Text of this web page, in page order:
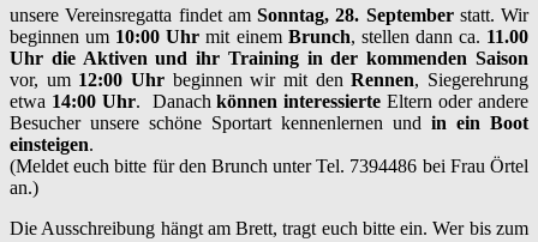
unsere Vereinsregatta findet am Sonntag, 28. Septemberstatt. Wir
beginnen um 10:00 Uhr mit einem Brunch, stellen dann ca. 11.00
Uhr die Aktiven und ihr Training in der kommenden Saison
vor, um 12:00 Uhr beginnen wir mit denRennen, Siegerehrung
etwa 14:00 Uhr. Danachkönnen interessierte Eltern oder andere
Besucher unsere schöne Sportart kennenlernen und in ein Boot
einsteigen.
(Meldet euch bitte für den Brunch unter Tel. 7394486 bei Frau Örtel
an.)
Die Ausschreibung hängt am Brett, tragt euch bitte ein. Wer bis zum